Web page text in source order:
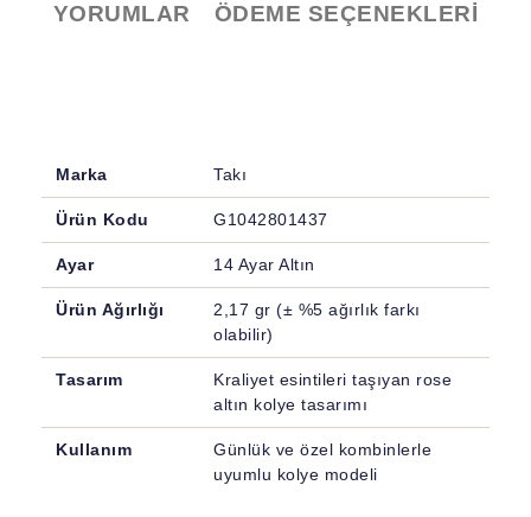
YORUMLAR ÖDEME SEÇENEKLERI
Marka Takı
Ürün Kodu G1042801437
Ayar 14 Ayar Altın
Ürün Ağırlığı
2,17 gr (± %5 ağırlık farkı
olabilir)
Tasarım
Kraliyet esintileri taşıyan rose
altın kolye tasarımı
Kullanım
Günlük ve özel kombinlerle
uyumlu kolye modeli